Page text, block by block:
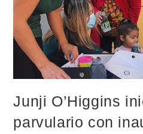
Junji O’Higgins
parvulario con